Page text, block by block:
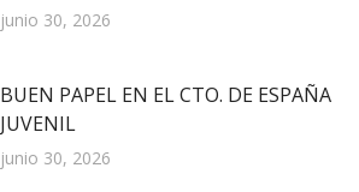
junio 30, 2026
BUEN PAPEL EN EL CTO. DE ESPAÑA
JUVENIL
junio 30, 2026